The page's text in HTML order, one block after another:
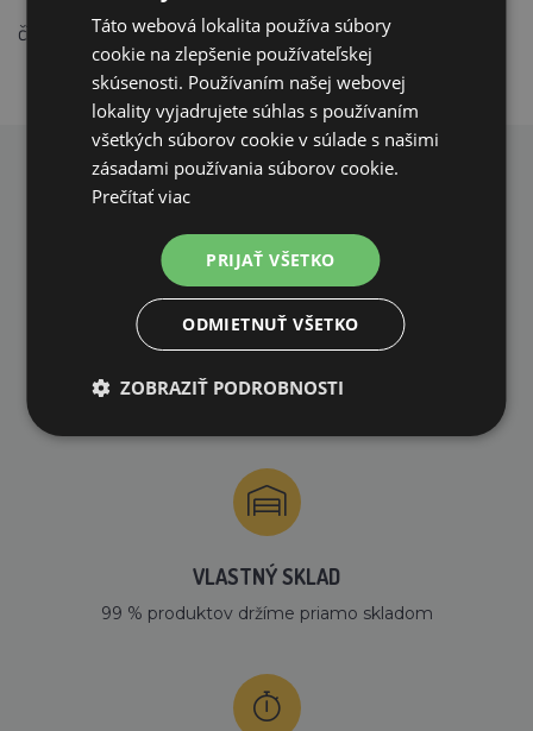
čím prispieva k jeho krásnemu a zdravému vzhľadu.
PREČO NAKUPOVAŤ U NÁS?
VLASTNÝ SKLAD
99 % produktov držíme priamo skladom
Táto webová lokalita používa súbory
cookie na zlepšenie používateľskej
skúsenosti. Používaním našej webovej
lokality vyjadrujete súhlas s používaním
všetkých súborov cookie v súlade s našimi
zásadami používania súborov cookie.
Prečítať viac
PRIJAŤ VŠETKO
ODMIETNUŤ VŠETKO
ZOBRAZIŤ PODROBNOSTI